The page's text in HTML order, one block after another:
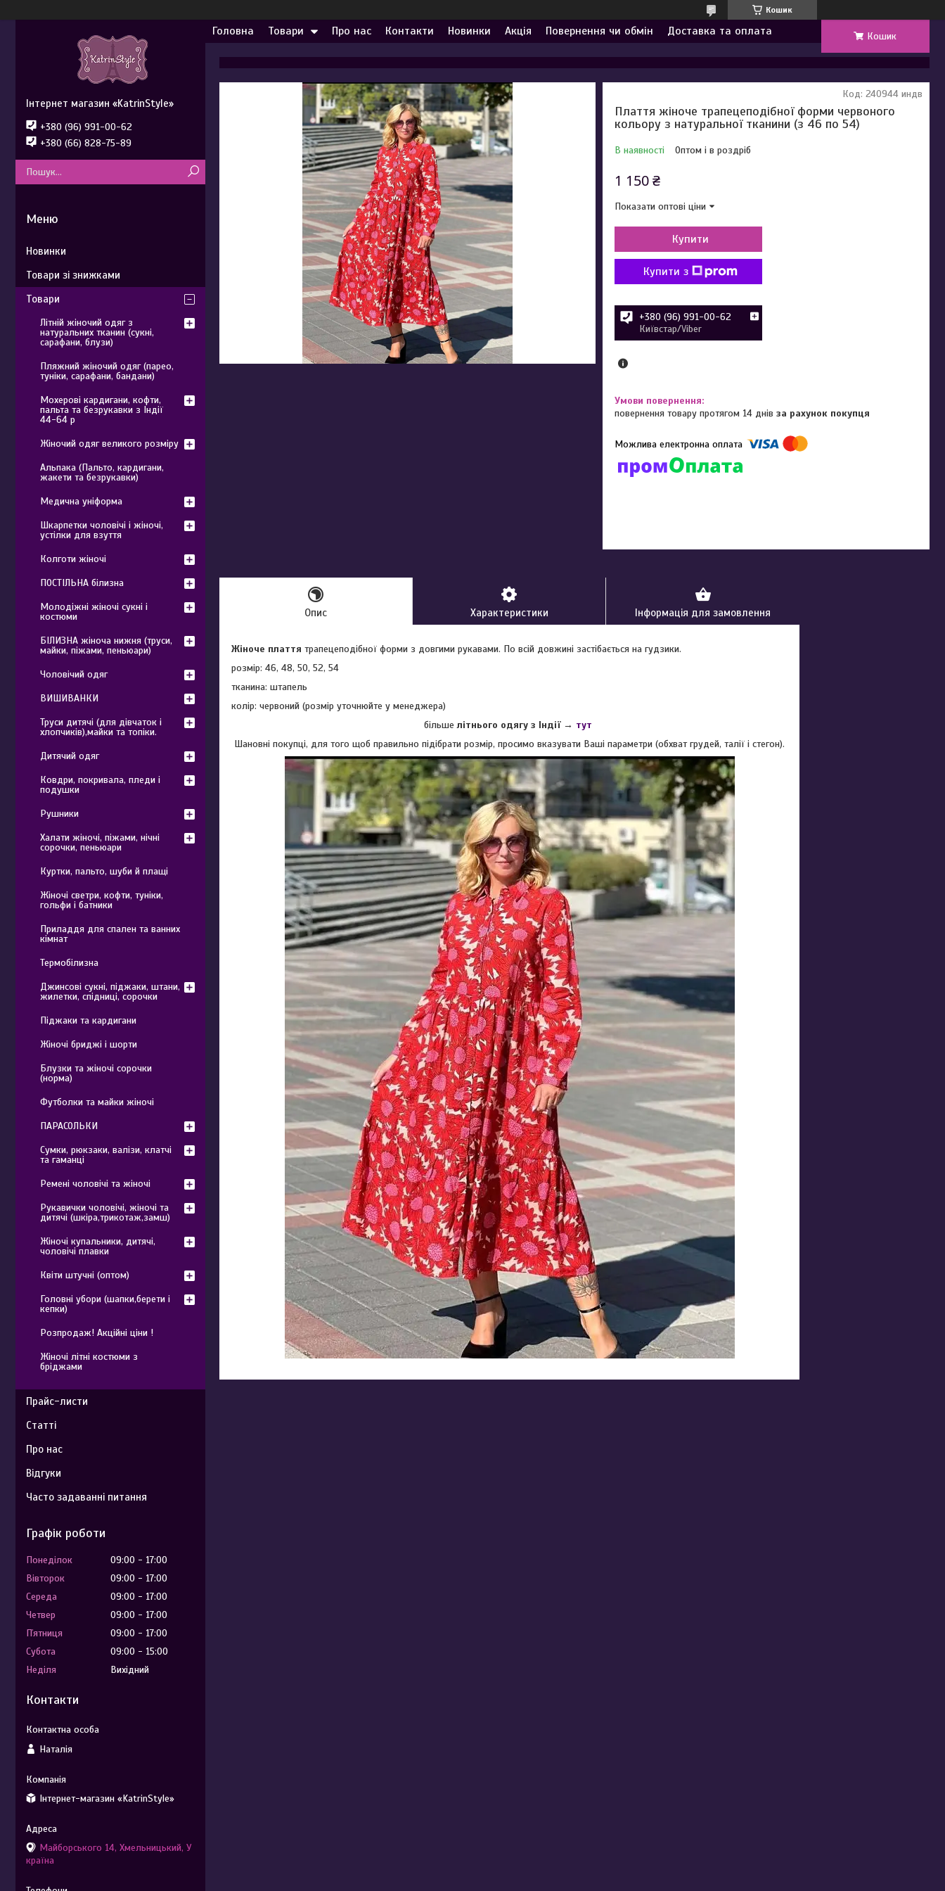
Кошик
Головна Товари Про нас Контакти Новинки Акція Повернення чи обмін Доставка та оплата Кошик
Плаття жіноче трапецеподібної форми червоного
кольору з натуральної тканини (з 46 по 54)
В наявності Оптом і в роздріб
Код: 240944 индв
1 150 ₴
Показати оптові ціни
Купити
Купити з
+380 (96) 991-00-62
Київстар/Viber
повернення товару протягом 14 днівза рахунок покупця
Опис Характеристики Інформація для замовлення
Жіноче плаття трапецеподібної форми з довгими рукавами. По всій довжині застібається на гудзики.
розмір: 46, 48, 50, 52, 54
тканина: штапель
колір: червоний (розмір уточнюйте у менеджера)
більшелітнього одягу з Індії → тут
Шановні покупці, для того щоб правильно підібрати розмір, просимо вказувати Ваші параметри (обхват грудей, талії і стегон).
Інтернет магазин «KatrinStyle»
+380 (96) 991-00-62
+380 (66) 828-75-89
Новинки
Товари зі знижками
Товари
Літній жіночий одяг з
натуральних тканин (сукні,
сарафани, блузи)
Пляжний жіночий одяг (парео,
туніки, сарафани, бандани)
Мохерові кардигани, кофти,
пальта та безрукавки з Індії
44-64 р
Жіночий одяг великого розміру
Альпака (Пальто, кардигани,
жакети та безрукавки)
Медична уніформа
Шкарпетки чоловічі і жіночі,
устілки для взуття
Колготи жіночі
ПОСТІЛЬНА білизна
Молодіжні жіночі сукні і
костюми
БІЛИЗНА жіноча нижня (труси,
майки, піжами, пеньюари)
Чоловічий одяг
ВИШИВАНКИ
Труси дитячі (для дівчаток і
хлопчиків),майки та топіки.
Дитячий одяг
Ковдри, покривала, пледи і
подушки
Рушники
Халати жіночі, піжами, нічні
сорочки, пеньюари
Куртки, пальто, шуби й плащі
Жіночі светри, кофти, туніки,
гольфи і батники
Приладдя для спален та ванних
кімнат
Термобілизна
Джинсові сукні, піджаки, штани,
жилетки, спідниці, сорочки
Піджаки та кардигани
Жіночі бриджі і шорти
Блузки та жіночі сорочки
(норма)
Футболки та майки жіночі
ПАРАСОЛЬКИ
Сумки, рюкзаки, валізи, клатчі
та гаманці
Ремені чоловічі та жіночі
Рукавички чоловічі, жіночі та
дитячі (шкіра,трикотаж,замш)
Жіночі купальники, дитячі,
чоловічі плавки
Квіти штучні (оптом)
Головні убори (шапки,берети і
кепки)
Розпродаж! Акційні ціни !
Жіночі літні костюми з
бріджами
Прайс-листи
Статті
Про нас
Відгуки
Часто задаванні питання
Графік роботи
Понеділок 09:00
17:00
Вівторок
09:00
17:00
Середа
09:00
17:00
Четвер
09:00
17:00
Пʼятниця
09:00
17:00
Субота
09:00
15:00
Неділя
Вихідний
Контакти
Наталія
Інтернет-магазин «KatrinStyle»
Майборського 14, Хмельницький, У
країна